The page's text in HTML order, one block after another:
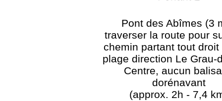
Pont des Abîmes (3
traverser la route pour
chemin partant tout droit
plage direction Le Grau-
Centre, aucun
dorénavant
(approx. 2h - 7,4